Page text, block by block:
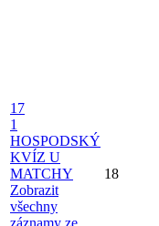
17
1
HOSPODSKÝ
KVÍZ U
MATCHY
Zobrazit
všechny
záznamy ze
18